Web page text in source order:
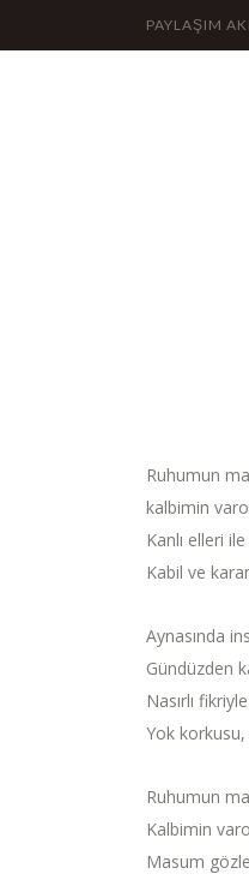
PAYLAŞIM
Ruhumun
kalbimin
Kanlı elleri ile
Kabil ve
Aynasında
Gündüzden
Nasırlı
Yok
Ruhumun
Kalbimin
Masum